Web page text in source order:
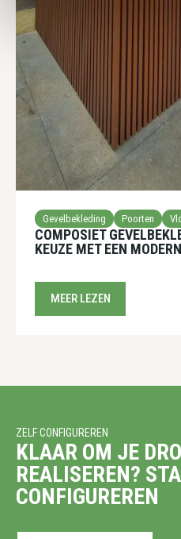
Gevelbekleding Poorten
COMPOSIET
KEUZE MET EEN
MEER LEZEN
ZELF CONFIGUREREN
KLAAR OM JE
REALISEREN?
CONFIGUREREN